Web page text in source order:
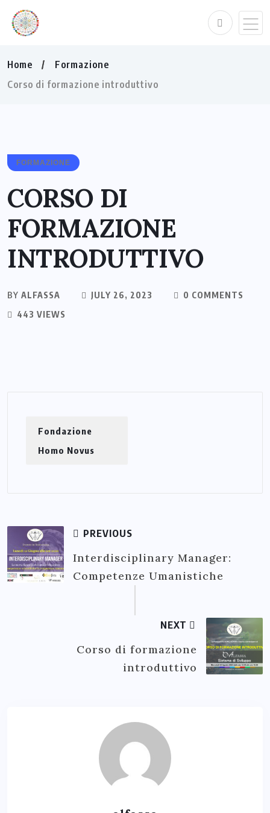
Home
Formazione
Corso di formazione introduttivo
FORMAZIONE
CORSO DI
FORMAZIONE
INTRODUTTIVO
BY ALFASSA JULY 26, 2023
0 COMMENTS
443 VIEWS
Fondazione
Homo Novus
PREVIOUS
Interdisciplinary Manager:
Competenze Umanistiche
NEXT
Corso di formazione
introduttivo